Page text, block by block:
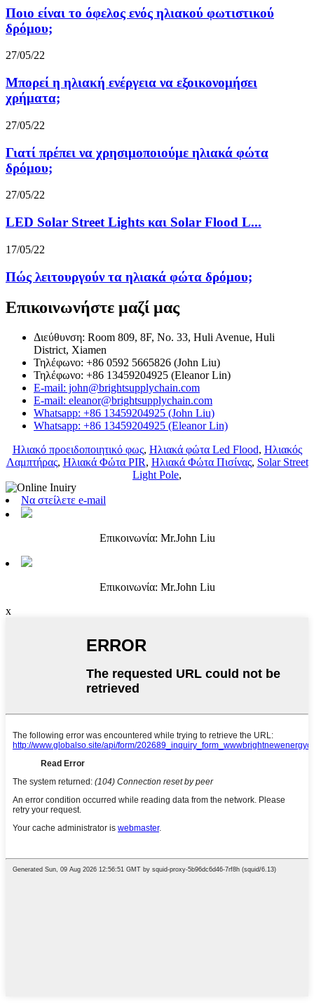
Ποιο είναι το όφελος ενός ηλιακού φωτιστικού
δρόμου;
27/05/22
Μπορεί η ηλιακή ενέργεια να εξοικονομήσει
χρήματα;
27/05/22
Γιατί πρέπει να χρησιμοποιούμε ηλιακά φώτα
δρόμου;
27/05/22
LED Solar Street Lights και Solar Flood L...
17/05/22
Πώς λειτουργούν τα ηλιακά φώτα δρόμου;
Επικοινωνήστε μαζί μας
Διεύθυνση: Room 809, 8F, No. 33, Huli Avenue, Huli
District, Xiamen
Τηλέφωνο: +86 0592 5665826 (John Liu)
Τηλέφωνο: +86 13459204925 (Eleanor Lin)
E-mail: john@brightsupplychain.com
E-mail: eleanor@brightsupplychain.com
Whatsapp: +86 13459204925 (John Liu)
Whatsapp: +86 13459204925 (Eleanor Lin)
Ηλιακό προειδοποιητικό φως, Ηλιακά φώτα Led Flood, Ηλιακός
Λαμπτήρας, Ηλιακά Φώτα PIR, Ηλιακά Φώτα Πισίνας, Solar Street
Light Pole,
Να στείλετε e-mail
Επικοινωνία: Mr.John Liu
Επικοινωνία: Mr.John Liu
x